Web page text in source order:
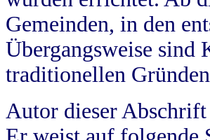
Gemeinden, in den
Übergangsweise sind
traditionellen
Autor dieser